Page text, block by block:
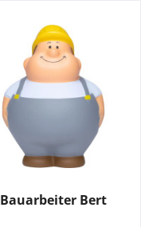
Bauarbeiter Bert